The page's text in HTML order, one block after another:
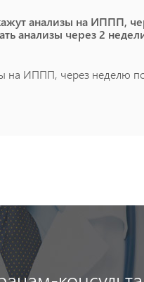
анализы на ИППП,
анализы через 2
на ИППП, через неделю